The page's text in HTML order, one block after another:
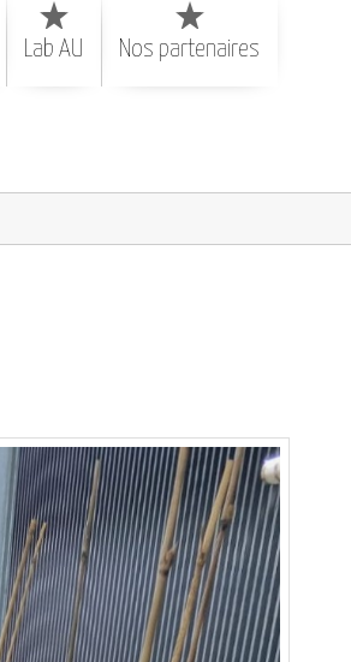
Lab AU Nos partenaires